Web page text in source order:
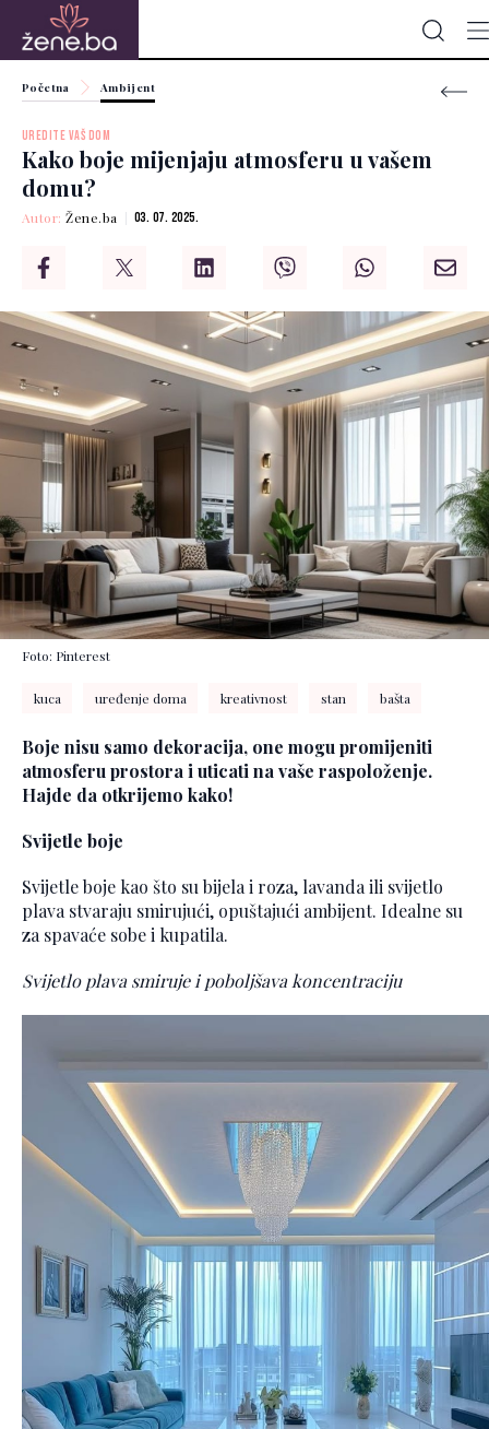
Početna Ambijent
UREDITE VAŠ DOM
Kako boje mijenjaju atmosferu u vašem
domu?
Autor:Žene.ba 03. 07. 2025.
Foto: Pinterest
kuca uređenje doma kreativnost stan bašta
Boje nisu samo dekoracija, one mogu promijeniti
atmosferu prostora i uticati na vaše raspoloženje.
Hajde da otkrijemo kako!
Svijetle boje
Svijetle boje kao što su bijela i roza, lavanda ili svijetlo
plava stvaraju smirujući, opuštajući ambijent. Idealne su
za spavaće sobe i kupatila.
Svijetlo plava smiruje i poboljšava koncentraciju